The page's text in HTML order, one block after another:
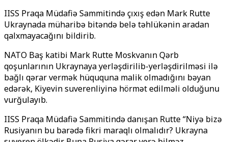
IISS Praqa Müdafiə Sammitində çıxış edən Mark Rutte
Ukraynada müharibə bitəndə belə təhlükənin aradan
qalxmayacağını bildirib.
NATO Baş katibi Mark Rutte Moskvanın Qərb
qoşunlarının Ukraynaya yerləşdirilib-yerləşdirilməsi ilə
bağlı qərar vermək hüququna malik olmadığını bəyan
edərək, Kiyevin suverenliyinə hörmət edilməli olduğunu
vurğulayıb.
IISS Praqa Müdafiə Sammitində danışan Rutte “Niyə bizə
Rusiyanın bu barədə fikri maraqlı olmalıdır? Ukrayna